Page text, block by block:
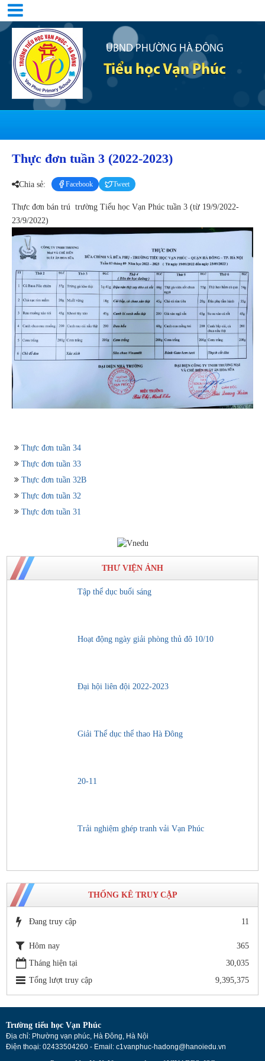
UBND PHƯỜNG HÀ ĐÔNG
Tiểu học Vạn Phúc
Thực đơn tuần 3 (2022-2023)
Chia sẻ: Facebook Tweet
Thực đơn bán trú trường Tiểu học Vạn Phúc tuần 3 (từ 19/9/2022-
23/9/2022)
Thực đơn tuần 34
Thực đơn tuần 33
Thực đơn tuần 32B
Thực đơn tuần 32
Thực đơn tuần 31
THƯ VIỆN ẢNH
Tập thể dục buổi sáng
Hoạt động ngày giải phòng thủ đô 10/10
Đại hội liên đội 2022-2023
Giải Thể dục thể thao Hà Đông
20-11
Trải nghiệm ghép tranh vải Vạn Phúc
THỐNG KÊ TRUY CẬP
Đang truy cập 11
Hôm nay
365
Tháng hiện tại
30,035
Tổng lượt truy cập
9,395,375
Trường tiểu học Vạn Phúc
Địa chỉ: Phường vạn phúc, Hà Đông, Hà Nội
Điện thoại: 02433504260 - Email: c1vanphuc-hadong@hanoiedu.vn